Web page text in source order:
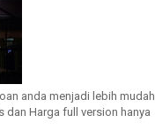
anda menjadi lebih mudah .
dan Harga full version hanya